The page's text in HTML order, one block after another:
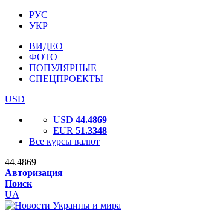
РУС
УКР
ВИДЕО
ФОТО
ПОПУЛЯРНЫЕ
СПЕЦПРОЕКТЫ
USD
USD 44.4869
EUR 51.3348
Все курсы валют
44.4869
Авторизация
Поиск
UA